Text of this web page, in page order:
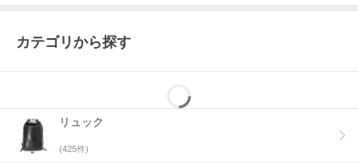
カテゴリから探す
リュック
(425件)